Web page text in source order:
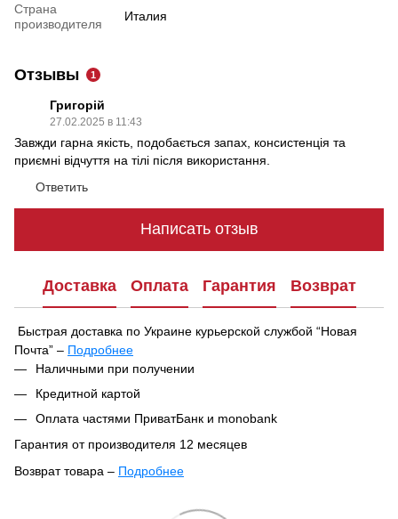
Страна
производителя
Италия
Отзывы 1
Григорій
27.02.2025 в 11:43
Завжди гарна якість, подобається запах, консистенція та
приємні відчуття на тілі після використання.
Ответить
Написать отзыв
Доставка Оплата Гарантия Возврат
Быстрая доставка по Украине курьерской службой “Новая
Почта” – Подробнее
При оформлении заказа вы можете выбрать удобный способ
получения посылки:
В ближайшем отделении или почтомате Новой Почты
Курьерская доставка по указанному адресу
Ваш заказ будет отправлен в тот же день после
подтверждения, если он оформлен до 16:00. Если заказ
Наличными при получении
Кредитной картой
Оплата частями ПриватБанк и monobank
Гарантия от производителя 12 месяцев
Возврат товара – Подробнее
парфюмерно-косметические